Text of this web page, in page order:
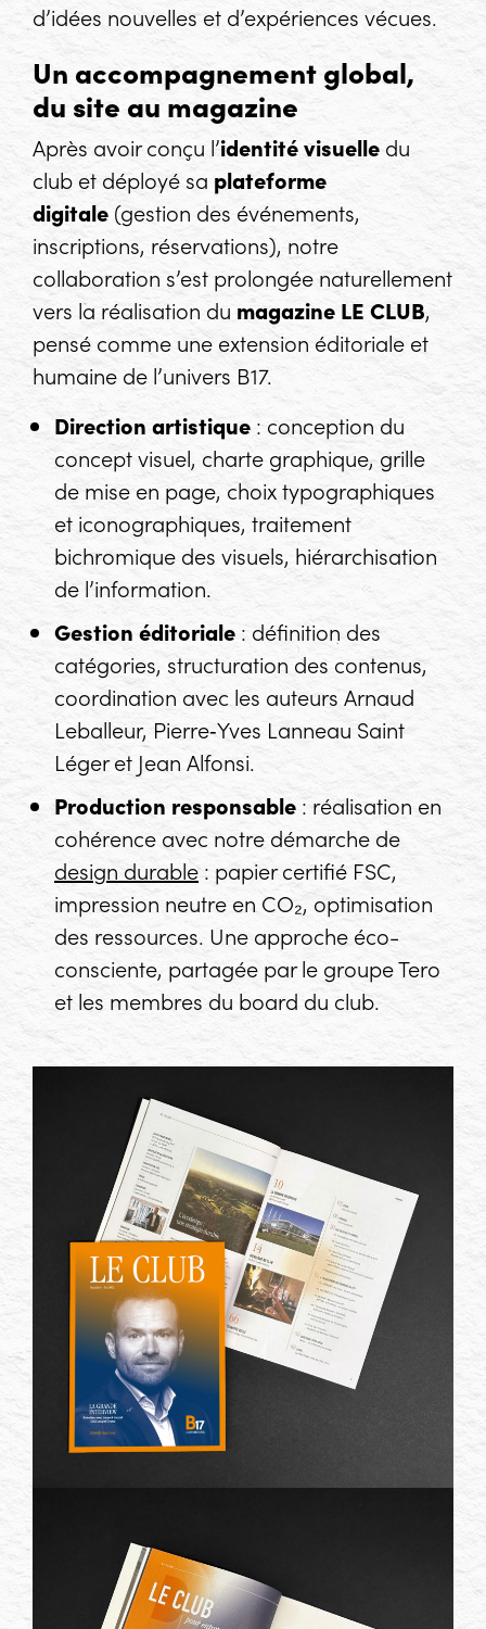
d’idées nouvelles et d’expériences vécues.
Un accompagnement global,
du site au magazine
Après avoir conçu l’identité visuelle du
club et déployé sa plateforme
digitale (gestion des événements,
inscriptions, réservations), notre
collaboration s’est prolongée naturellement
vers la réalisation du magazine LE CLUB,
pensé comme une extension éditoriale et
humaine de l’univers B17.
Direction artistique : conception du
concept visuel, charte graphique, grille
de mise en page, choix typographiques
et iconographiques, traitement
bichromique des visuels, hiérarchisation
de l’information.
Gestion éditoriale : définition des
catégories, structuration des contenus,
coordination avec les auteurs Arnaud
Leballeur, Pierre‑Yves Lanneau Saint
Léger et Jean Alfonsi.
Production responsable : réalisation en
cohérence avec notre démarche de
design durable: papier certifié FSC,
impression neutre en CO₂, optimisation
des ressources. Une approche éco-
consciente, partagée par le groupe Tero
et les membres du board du club.